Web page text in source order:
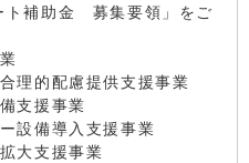
ト補助金 募集要領」をご
理的配慮提供支援事業
支援事業
設備導入支援事業
大支援事業